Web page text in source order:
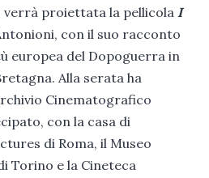
verrà proiettata la pellicola I
con il suo racconto
europea del Dopoguerra in
Alla serata ha
Cinematografico
con la casa di
di Roma, il Museo
Torino e la Cineteca